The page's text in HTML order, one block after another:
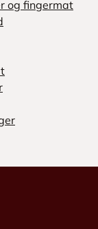
og fingermat